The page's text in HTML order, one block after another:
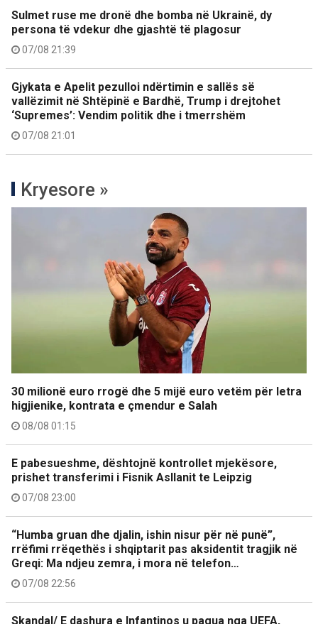
Sulmet ruse me dronë dhe bomba në Ukrainë, dy
persona të vdekur dhe gjashtë të plagosur
07/08 21:39
Gjykata e Apelit pezulloi ndërtimin e sallës së
vallëzimit në Shtëpinë e Bardhë, Trump i drejtohet
‘Supremes’: Vendim politik dhe i tmerrshëm
07/08 21:01
Kryesore »
30 milionë euro rrogë dhe 5 mijë euro vetëm për letra
higjienike, kontrata e çmendur e Salah
08/08 01:15
E pabesueshme, dështojnë kontrollet mjekësore,
prishet transferimi i Fisnik Asllanit te Leipzig
07/08 23:00
“Humba gruan dhe djalin, ishin nisur për në punë”,
rrëfimi rrëqethës i shqiptarit pas aksidentit tragjik në
Greqi: Ma ndjeu zemra, i mora në telefon…
07/08 22:56
Skandal/ E dashura e Infantinos u pagua nga UEFA,